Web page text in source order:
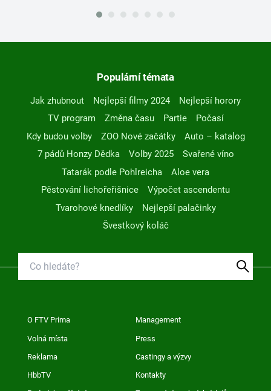
Populární témata
Jak zhubnout Nejlepší filmy 2024
Nejlepší horory
TV program
Změna času Partie
Počasí
Kdy budou volby
ZOO Nové začátky
Auto – katalog
7 pádů Honzy Dědka
Volby 2025
Svařené víno
Tatarák podle Pohlreicha
Aloe vera
Pěstování lichořeřišnice
Výpočet ascendentu
Tvarohové knedlíky
Nejlepší palačinky
Švestkový koláč
O FTV Prima Management
Volná místa Press
Reklama Castingy a výzvy
HbbTV Kontakty